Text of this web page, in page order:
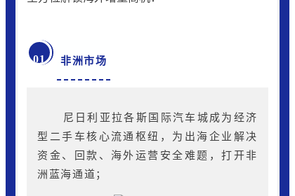
01 非洲市场
尼日利亚拉各斯国际汽车城成为经济
型二手车核心流通枢纽，为出海企业解决
资金、回款、海外运营安全难题，打开非
洲蓝海通道；